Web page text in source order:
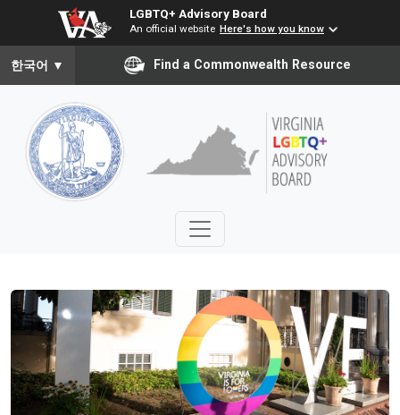
LGBTQ+ Advisory Board
An official website Here's how you know
To ensure accurate screen reader translation, please ensure
한국어 ▼ Find a Commonwealth Resource